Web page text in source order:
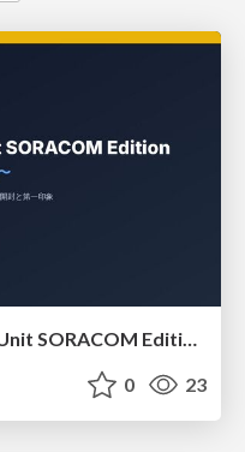
[未発表]GPS + Beacon Edge Unit SORACOM Editionを試す 〜開封編〜 LT Version /discovery-night-2026
0 23